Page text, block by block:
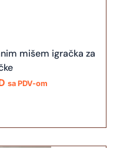
mišem igračka za
sa PDV-om